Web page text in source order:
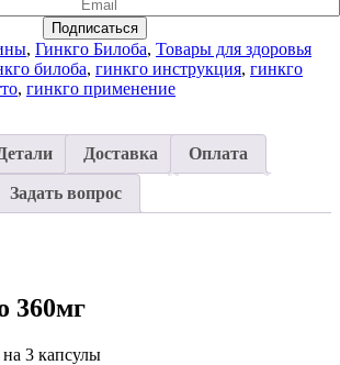
Подписаться
, Гинкго Билоба, Товары для здоровья
билоба, гинкго инструкция, гинкго
, гинкго применение
Доставка Оплата
Задать вопрос
360мг
на 3 капсулы